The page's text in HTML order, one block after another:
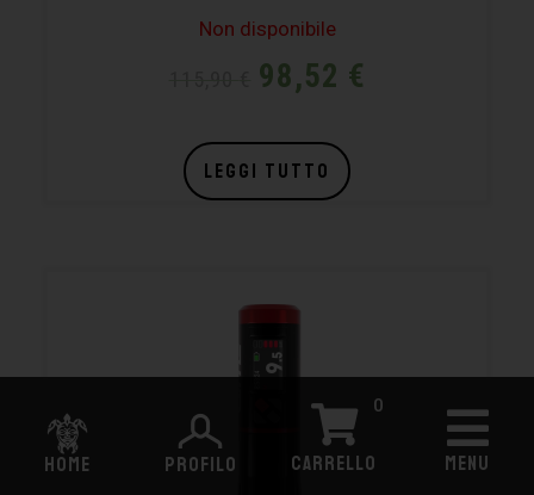
HOME PROFILO CARRELLO
0
MENU
Non disponibile
98,52 €
LEGGI TUTTO